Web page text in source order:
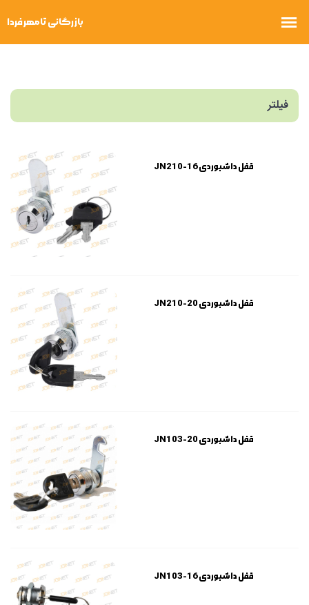
فیلتر
قفل داشبوردی JN210-16
قفل داشبوردی JN210-20
قفل داشبوردی JN103-20
قفل داشبوردی JN103-16